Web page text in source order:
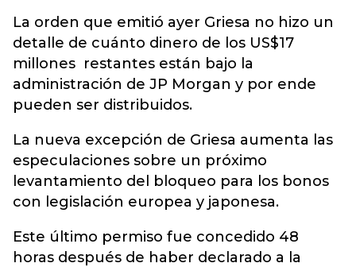
La orden que emitió ayer Griesa no hizo un
detalle de cuánto dinero de los US$17
millones restantes están bajo la
administración de JP Morgan y por ende
pueden ser distribuidos.
La nueva excepción de Griesa aumenta las
especulaciones sobre un próximo
levantamiento del bloqueo para los bonos
con legislación europea y japonesa.
Este último permiso fue concedido 48
horas después de haber declarado a la